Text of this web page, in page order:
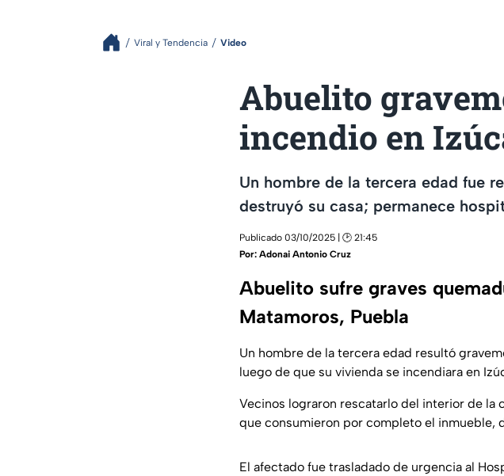
Viral y Tendencia Video
Abuelito
incendio en
Un hombre de la tercera edad fue
destruyó su casa; permanece
Publicado 03/10/2025 | 🕑 21:45
Por: Adonai Antonio Cruz
Abuelito sufre graves
Matamoros, Puebla
Un hombre de la tercera edad resultó
luego de que su vivienda se incendiara en
Vecinos lograron rescatarlo del interior de la
que consumieron por completo el inmueble,
El afectado fue trasladado de urgencia al